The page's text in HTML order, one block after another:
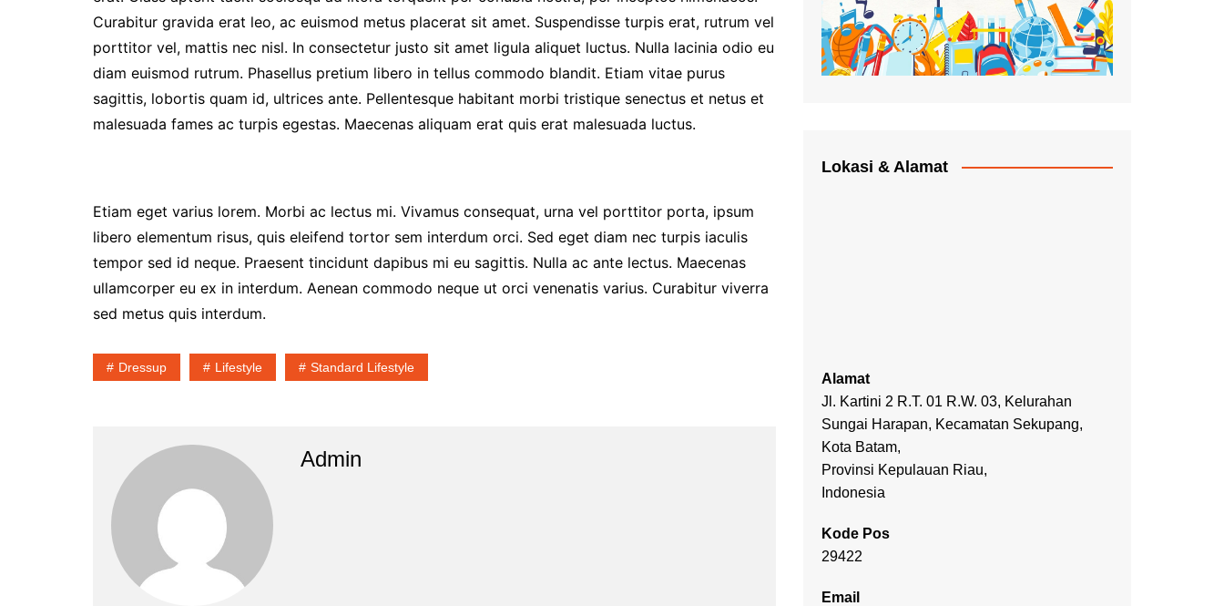
Curabitur gravida erat leo, ac euismod metus placerat sit amet. Suspendisse turpis erat, rutrum vel
porttitor vel, mattis nec nisl. In consectetur justo sit amet ligula aliquet luctus. Nulla lacinia odio eu
diam euismod rutrum. Phasellus pretium libero in tellus commodo blandit. Etiam vitae purus
sagittis, lobortis quam id, ultrices ante. Pellentesque habitant morbi tristique senectus et netus et
malesuada fames ac turpis egestas. Maecenas aliquam erat quis erat malesuada luctus.
Etiam eget varius lorem. Morbi ac lectus mi. Vivamus consequat, urna vel porttitor porta, ipsum
libero elementum risus, quis eleifend tortor sem interdum orci. Sed eget diam nec turpis iaculis
tempor sed id neque. Praesent tincidunt dapibus mi eu sagittis. Nulla ac ante lectus. Maecenas
ullamcorper eu ex in interdum. Aenean commodo neque ut orci venenatis varius. Curabitur viverra
sed metus quis interdum.
Dressup Lifestyle Standard Lifestyle
Admin
Lokasi & Alamat
Alamat
Jl. Kartini 2 R.T. 01 R.W. 03, Kelurahan
Sungai Harapan, Kecamatan Sekupang,
Kota Batam,
Provinsi Kepulauan Riau,
Indonesia
Kode Pos
29422
Email